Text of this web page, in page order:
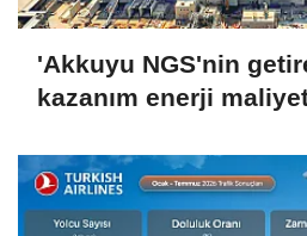
'Akkuyu NGS'nin
kazanım enerji